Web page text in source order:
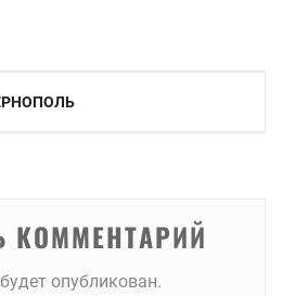
КОММЕНТАРИЙ
опубликован.